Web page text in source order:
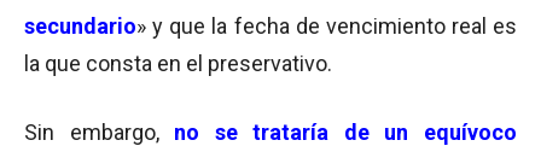
secundario» y que la fecha de vencimiento real es
la que consta en el preservativo.
Sin embargo, no se trataría de un equívoco